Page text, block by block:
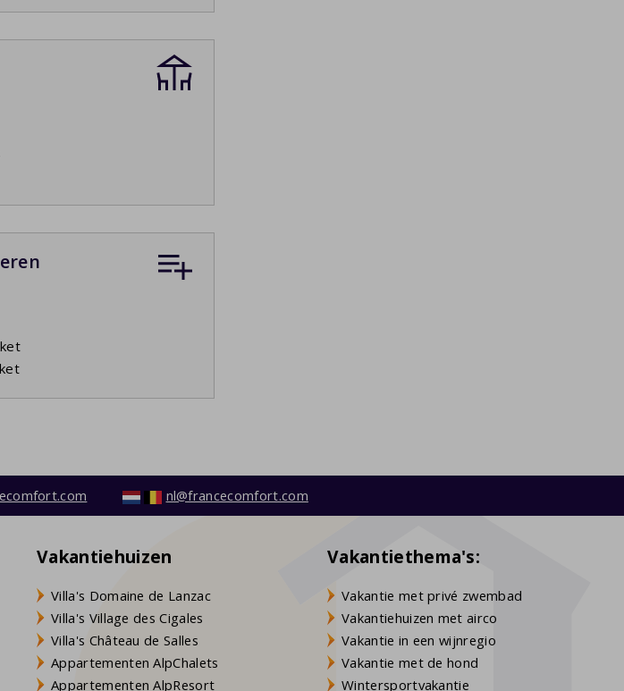
nl@francecomfort.com
Vakantiehuizen
Villa's Domaine de Lanzac
Villa's Village des Cigales
Villa's Château de Salles
Appartementen AlpChalets
Appartementen AlpResort
Vakantiethema's:
Vakantie met privé zwembad
Vakantiehuizen met airco
Vakantie in een wijnregio
Vakantie met de hond
Wintersportvakantie